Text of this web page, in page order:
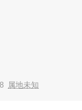
属地未知